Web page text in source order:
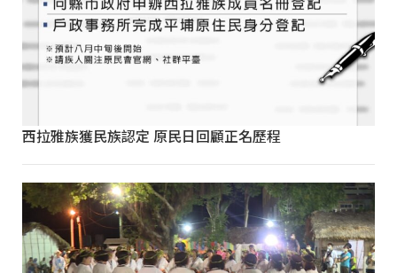
西拉雅族獲民族認定 原民日回顧正名歷程